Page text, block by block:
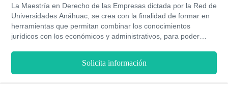
La Maestría en Derecho de las Empresas dictada por la Red de
Universidades Anáhuac, se crea con la finalidad de formar en
herramientas que permitan combinar los conocimientos
jurídicos con los económicos y administrativos, para poder
Solicita información